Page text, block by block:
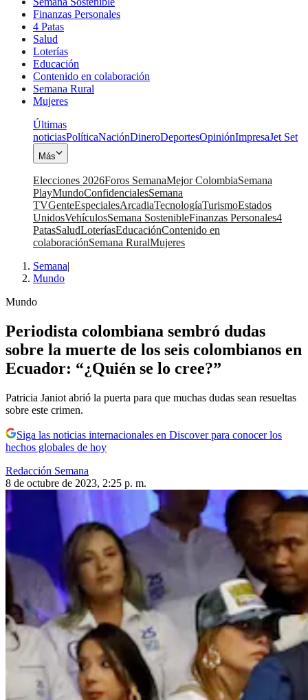
Finanzas Personales
4 Patas
Salud
Loterías
Educación
Contenido en colaboración
Semana Rural
Mujeres
Últimas
noticiasPolíticaNaciónDineroDeportesOpiniónImpresaJet Set
Más
Elecciones 2026Foros SemanaMejor ColombiaSemana
PlayMundoConfidencialesSemana
TVGenteEspecialesArcadiaTecnologíaTurismoEstados
UnidosVehículosSemana SostenibleFinanzas Personales4
PatasSaludLoteríasEducaciónContenido en
colaboraciónSemana RuralMujeres
Semana|
Mundo
Mundo
Periodista colombiana sembró dudas
sobre la muerte de los seis colombianos en
Ecuador: “¿Quién se lo cree?”
Patricia Janiot abrió la puerta para que muchas dudas sean resueltas
sobre este crimen.
Siga las noticias internacionales en Discover para conocer los
hechos globales de hoy
Redacción Semana
8 de octubre de 2023, 2:25 p. m.